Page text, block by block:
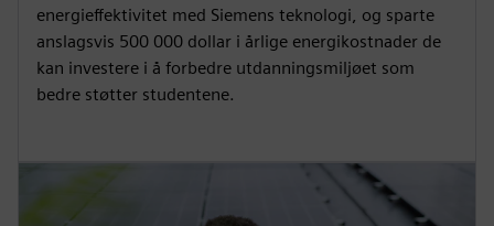
energieffektivitet med Siemens teknologi, og sparte
anslagsvis 500 000 dollar i årlige energikostnader de
kan investere i å forbedre utdanningsmiljøet som
bedre støtter studentene.